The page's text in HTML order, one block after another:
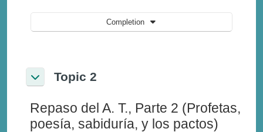
Completion
CollapseTopic 2
Repaso del A. T., Parte 2 (Profetas,
poesía, sabiduría, y los pactos)